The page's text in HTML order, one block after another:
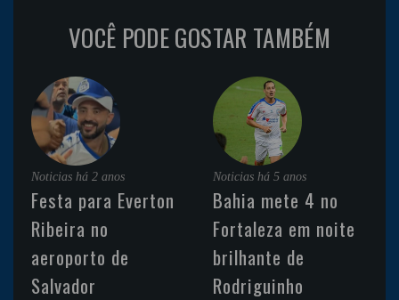
VOCÊ PODE GOSTAR TAMBÉM
Noticias há 2 anos
Festa para Everton
Ribeira no
aeroporto de
Salvador
Noticias há 5 anos
Bahia mete 4 no
Fortaleza em noite
brilhante de
Rodriguinho